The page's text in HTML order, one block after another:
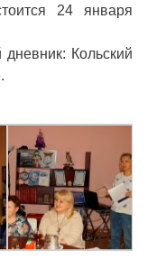
24 января
Кольский